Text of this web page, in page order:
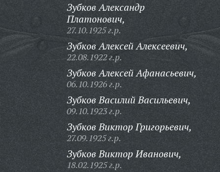
Зубков Александр
Платонович,
27.10.1925 г.р.
Зубков Алексей Алексеевич,
22.08.1922 г.р.
Зубков Алексей Афанасьевич,
06.10.1926 г.р.
Зубков Василий Васильевич,
09.10.1923 г.р.
Зубков Виктор Григорьевич,
27.09.1925 г.р.
Зубков Виктор Иванович,
18.02.1925 г.р.